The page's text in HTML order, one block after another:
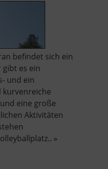
befindet sich ein
gibt es ein
und ein
kurvenreiche
eine große
Aktivitäten
»